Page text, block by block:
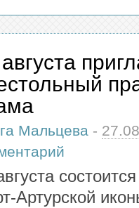
Мальцева -
Артурской